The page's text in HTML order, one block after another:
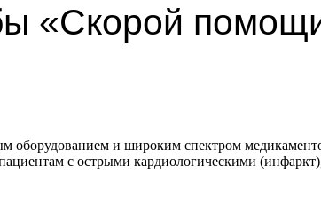
«Скорой
оборудованием и широким спектром
с острыми кардиологическими